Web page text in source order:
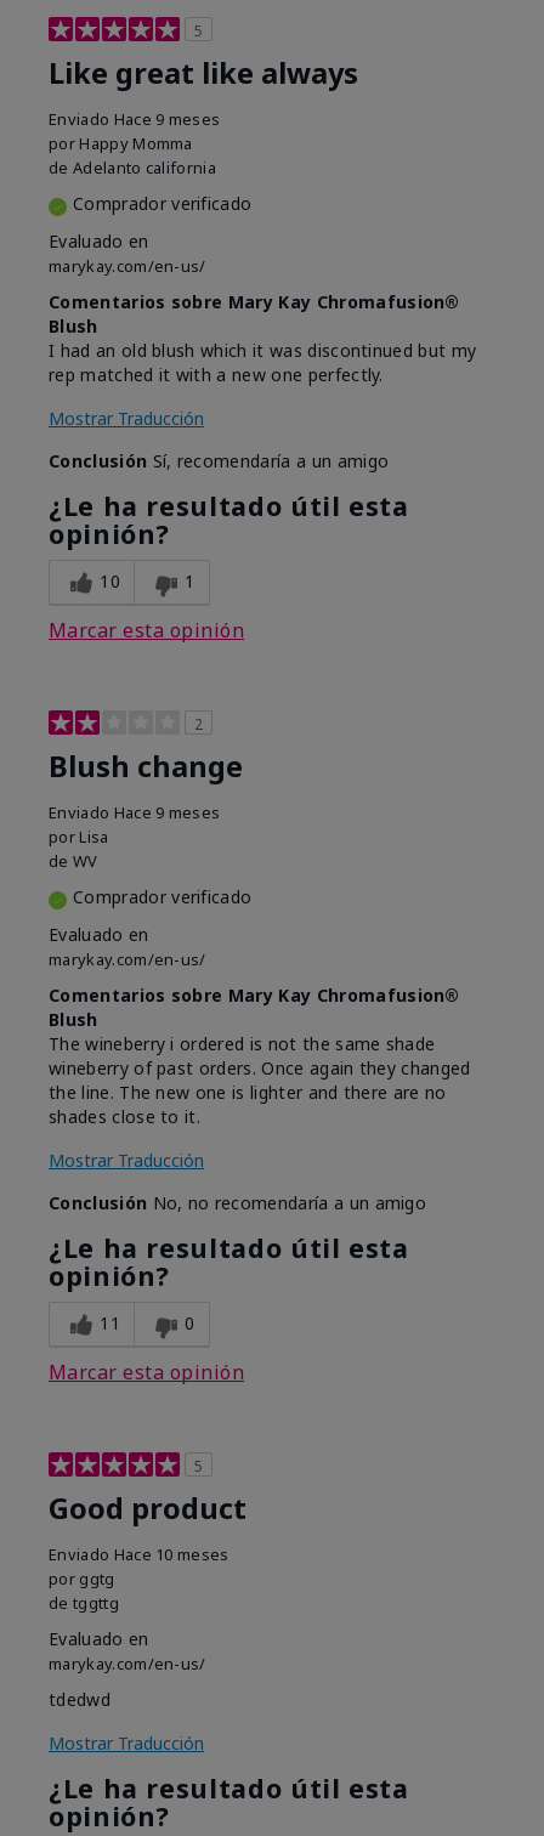
5
Like great like always
Enviado Hace 9 meses
por Happy Momma
de Adelanto california
Comprador verificado
Evaluado en
marykay.com/en-us/
Comentarios sobre Mary Kay Chromafusion®
Blush
I had an old blush which it was discontinued but my
rep matched it with a new one perfectly.
Mostrar Traducción
Conclusión Sí, recomendaría a un amigo
¿Le ha resultado útil esta
opinión?
10 1
Marcar esta opinión
2
Blush change
Enviado Hace 9 meses
por Lisa
de WV
Comprador verificado
Evaluado en
marykay.com/en-us/
Comentarios sobre Mary Kay Chromafusion®
Blush
The wineberry i ordered is not the same shade
wineberry of past orders. Once again they changed
the line. The new one is lighter and there are no
shades close to it.
Mostrar Traducción
Conclusión No, no recomendaría a un amigo
¿Le ha resultado útil esta
opinión?
11 0
Marcar esta opinión
5
Good product
Enviado Hace 10 meses
por ggtg
de tggttg
Evaluado en
marykay.com/en-us/
tdedwd
Mostrar Traducción
¿Le ha resultado útil esta
opinión?